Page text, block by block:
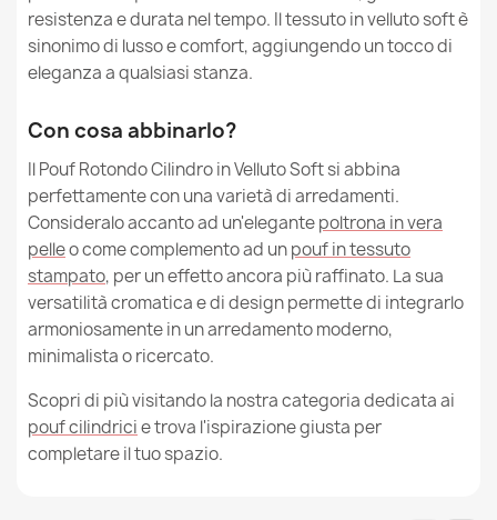
resistenza e durata nel tempo. Il tessuto in velluto soft è
sinonimo di lusso e comfort, aggiungendo un tocco di
eleganza a qualsiasi stanza.
Con cosa abbinarlo?
Il Pouf Rotondo Cilindro in Velluto Soft si abbina
perfettamente con una varietà di arredamenti.
Consideralo accanto ad un'elegantepoltrona in vera
pelleo come complemento ad unpouf in tessuto
stampato, per un effetto ancora più raffinato. La sua
versatilità cromatica e di design permette di integrarlo
armoniosamente in un arredamento moderno,
minimalista o ricercato.
Scopri di più visitando la nostra categoria dedicata ai
pouf cilindricie trova l'ispirazione giusta per
completare il tuo spazio.